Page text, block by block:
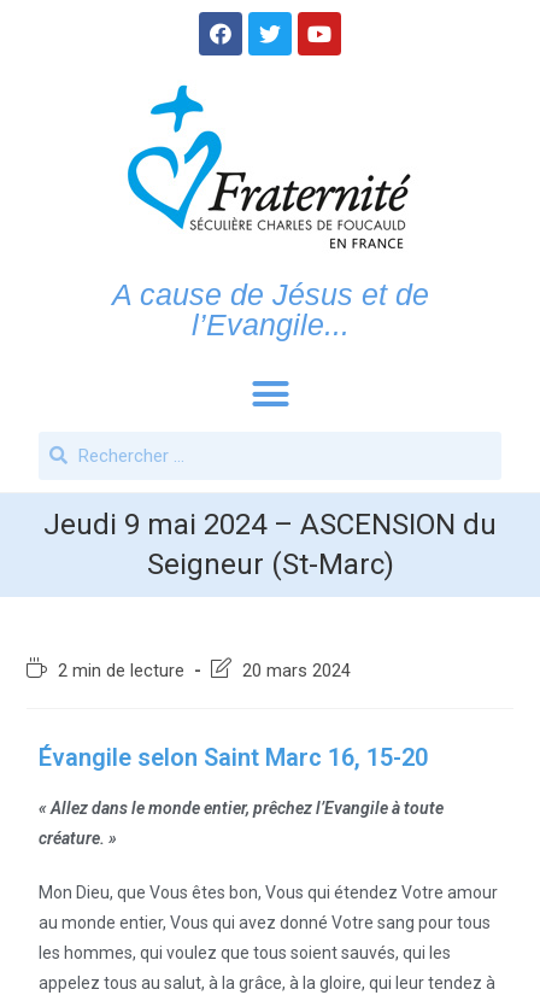
A cause de Jésus et de
l’Evangile...
Jeudi 9 mai 2024 – ASCENSION du
Seigneur (St-Marc)
2 min de lecture 20 mars 2024
Évangile selon Saint Marc 16, 15-20
« Allez dans le monde entier, prêchez l’Evangile à toute
créature. »
Mon Dieu, que Vous êtes bon, Vous qui étendez Votre amour
au monde entier, Vous qui avez donné Votre sang pour tous
les hommes, qui voulez que tous soient sauvés, qui les
appelez tous au salut, à la grâce, à la gloire, qui leur tendez à